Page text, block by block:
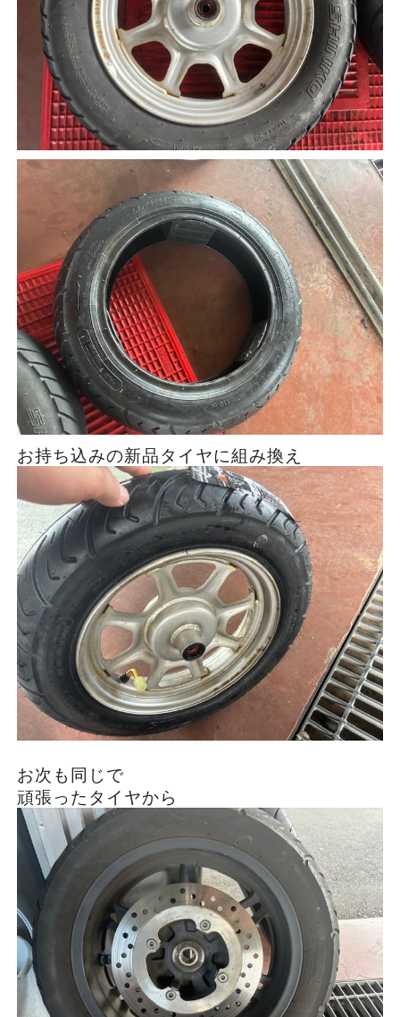
お持ち込みの新品タイヤに組み換え
お次も同じで
頑張ったタイヤから